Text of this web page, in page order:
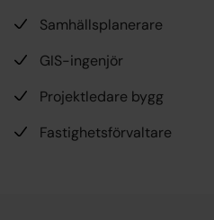
Samhällsplanerare
GIS-ingenjör
Projektledare bygg
Fastighetsförvaltare